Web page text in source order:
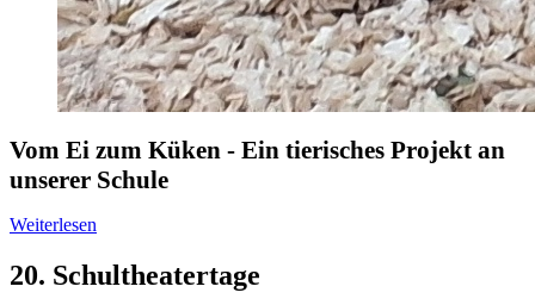
Vom Ei zum Küken - Ein tierisches Projekt an
unserer Schule
Weiterlesen
20. Schultheatertage